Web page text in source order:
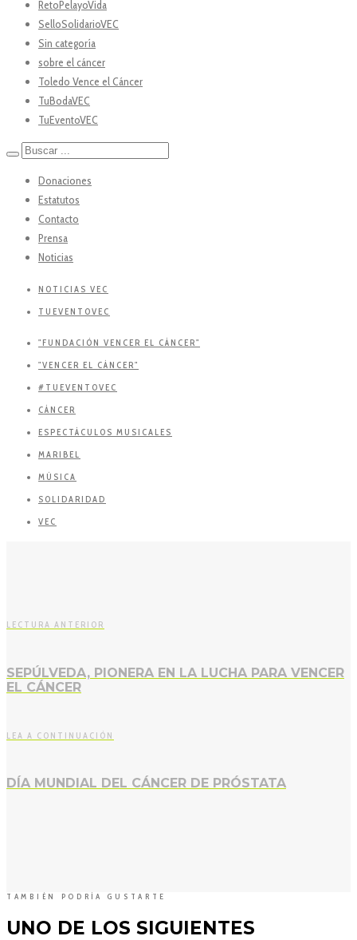
RetoPelayoVida
SelloSolidarioVEC
Sin categoría
sobre el cáncer
Toledo Vence el Cáncer
TuBodaVEC
TuEventoVEC
Donaciones
Estatutos
Contacto
Prensa
Noticias
NOTICIAS VEC
TUEVENTOVEC
"FUNDACIÓN VENCER EL CÁNCER"
"VENCER EL CÁNCER"
#TUEVENTOVEC
CÁNCER
ESPECTÁCULOS MUSICALES
MARIBEL
MÚSICA
SOLIDARIDAD
VEC
LECTURA ANTERIOR
SEPÚLVEDA, PIONERA EN LA LUCHA PARA VENCER
EL CÁNCER
LEA A CONTINUACIÓN
DÍA MUNDIAL DEL CÁNCER DE PRÓSTATA
TAMBIÉN PODRÍA GUSTARTE
UNO DE LOS SIGUIENTES